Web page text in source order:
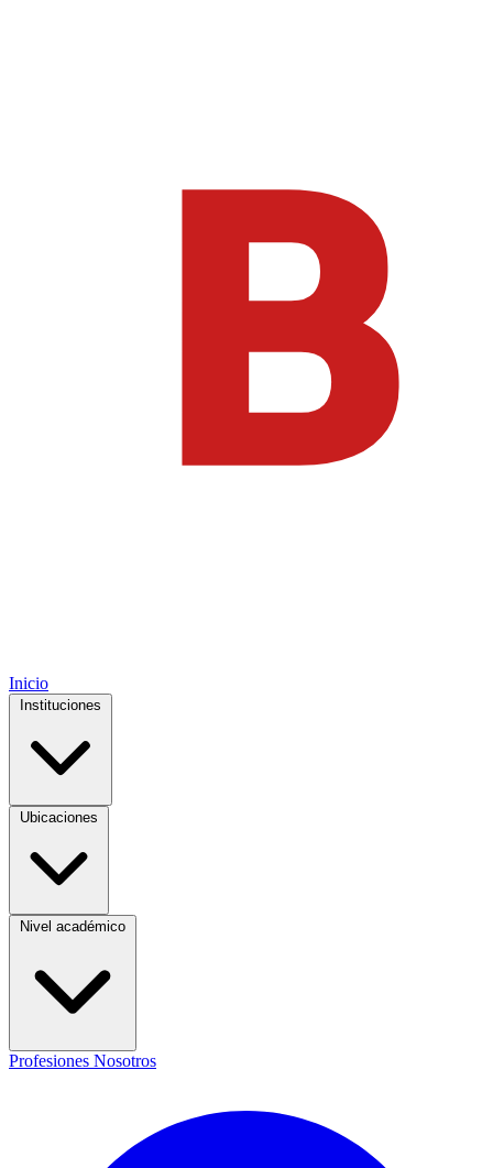
Inicio
Instituciones
Ubicaciones
Nivel académico
Profesiones Nosotros